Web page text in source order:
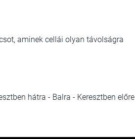
aminek cellái olyan távolságra
hátra - Balra - Keresztben előre